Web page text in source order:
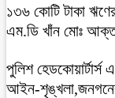
১৩৬ কোটি টাকা
এম.ডি খাঁন মোঃ
পুলিশ হেডকোয়ার্টার্স
আইন-শৃঙ্খলা,জনগনের